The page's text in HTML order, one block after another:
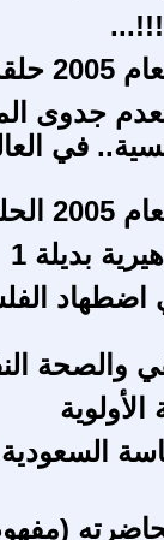
8
جدوى
في
8
بديلة 1
والصحة
الأولوية
السعودية